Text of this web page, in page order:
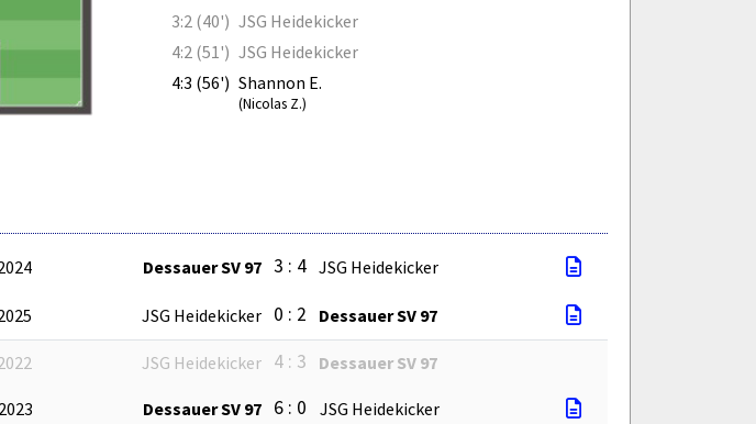
3:2 (40') JSG Heidekicker
4:2 (51') JSG Heidekicker
4:3 (56') Shannon E.
(Nicolas Z.)
Dessauer SV 97 3 : 4 JSG Heidekicker
JSG Heidekicker 0 : 2 Dessauer SV 97
JSG Heidekicker 4 : 3 Dessauer SV 97
Dessauer SV 97 6 : 0 JSG Heidekicker